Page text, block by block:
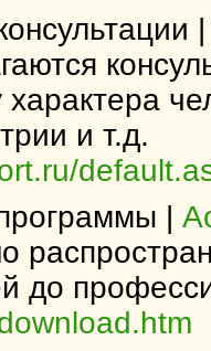
характера
и т.д.
|
до